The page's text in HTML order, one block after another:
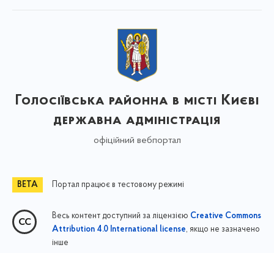
Голосіївська районна в місті Києві
державна адміністрація
офіційний вебпортал
Портал працює в тестовому режимі
Весь контент доступний за ліцензією Creative Commons
Attribution 4.0 International license, якщо не зазначено
інше